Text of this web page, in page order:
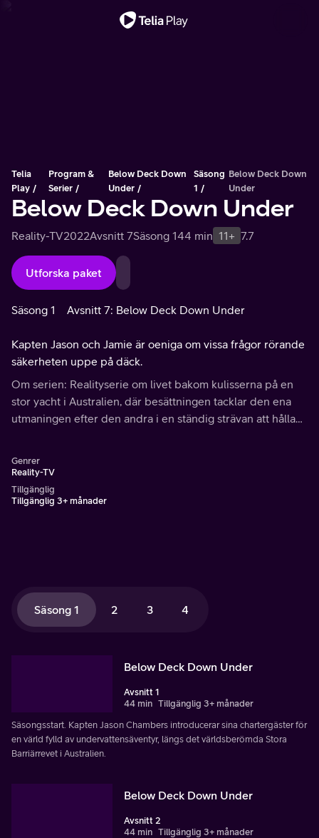
Telia
Play
Program &
Serier
Below Deck Down
Under
Säsong
1
Below Deck Down
Under
Below Deck Down Under
Reality-TV2022Avsnitt 7Säsong 144 min 11+ 7.7
Utforska paket
Säsong 1 Avsnitt 7: Below Deck Down Under
Kapten Jason och Jamie är oeniga om vissa frågor rörande
säkerheten uppe på däck.
Om serien: Realityserie om livet bakom kulisserna på en
stor yacht i Australien, där besättningen tacklar den ena
utmaningen efter den andra i en ständig strävan att hålla
Genrer
Reality-TV
Tillgänglig
Tillgänglig 3+ månader
Säsong 1 2 3 4
Below Deck Down Under
Avsnitt 1
44 min Tillgänglig 3+ månader
Säsongsstart. Kapten Jason Chambers introducerar sina chartergäster för
en värld fylld av undervattensäventyr, längs det världsberömda Stora
Barriärrevet i Australien.
Below Deck Down Under
Avsnitt 2
44 min Tillgänglig 3+ månader